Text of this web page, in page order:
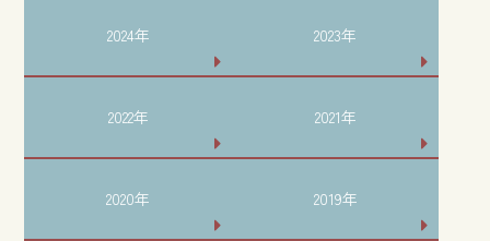
2024年 2023年
2022年 2021年
2020年 2019年